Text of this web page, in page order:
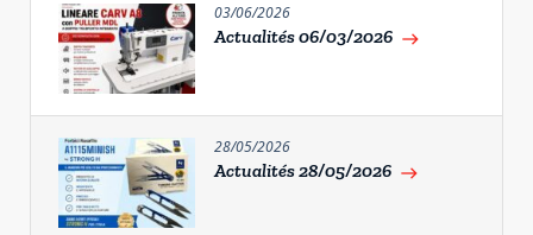
03/06/2026
Actualités 06/03/2026 east
28/05/2026
Actualités 28/05/2026 east